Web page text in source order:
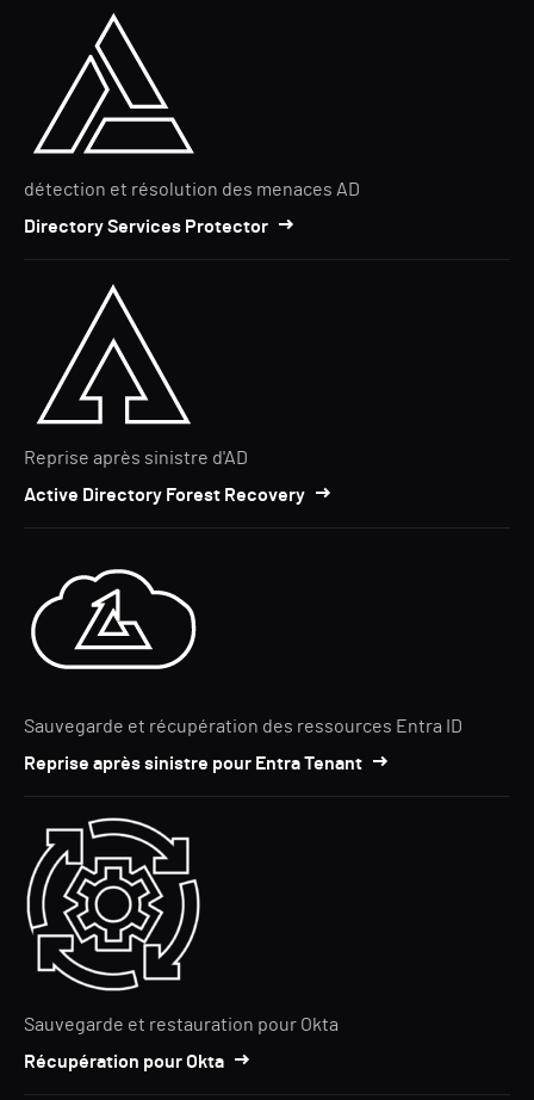
détection et résolution des menaces AD
Directory Services Protector
Reprise après sinistre d'AD
Active Directory Forest Recovery
Sauvegarde et récupération des ressources Entra ID
Reprise après sinistre pour Entra Tenant
Sauvegarde et restauration pour Okta
Récupération pour Okta